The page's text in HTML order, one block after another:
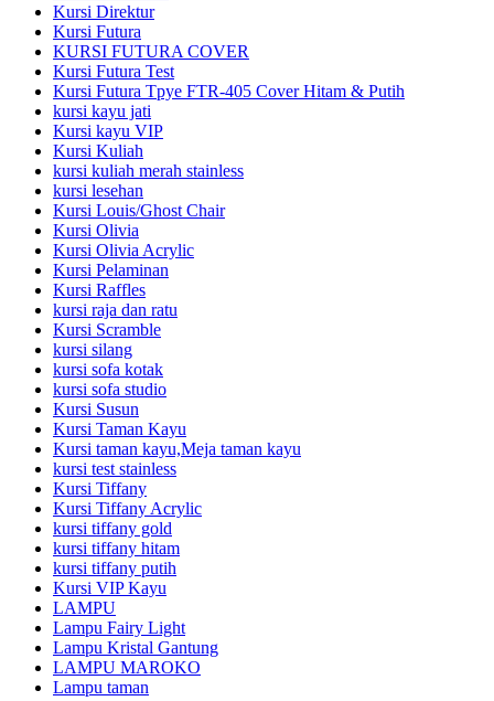
Kursi Direktur
Kursi Futura
KURSI FUTURA COVER
Kursi Futura Test
Kursi Futura Tpye FTR-405 Cover Hitam & Putih
kursi kayu jati
Kursi kayu VIP
Kursi Kuliah
kursi kuliah merah stainless
kursi lesehan
Kursi Louis/Ghost Chair
Kursi Olivia
Kursi Olivia Acrylic
Kursi Pelaminan
Kursi Raffles
kursi raja dan ratu
Kursi Scramble
kursi silang
kursi sofa kotak
kursi sofa studio
Kursi Susun
Kursi Taman Kayu
Kursi taman kayu,Meja taman kayu
kursi test stainless
Kursi Tiffany
Kursi Tiffany Acrylic
kursi tiffany gold
kursi tiffany hitam
kursi tiffany putih
Kursi VIP Kayu
LAMPU
Lampu Fairy Light
Lampu Kristal Gantung
LAMPU MAROKO
Lampu taman